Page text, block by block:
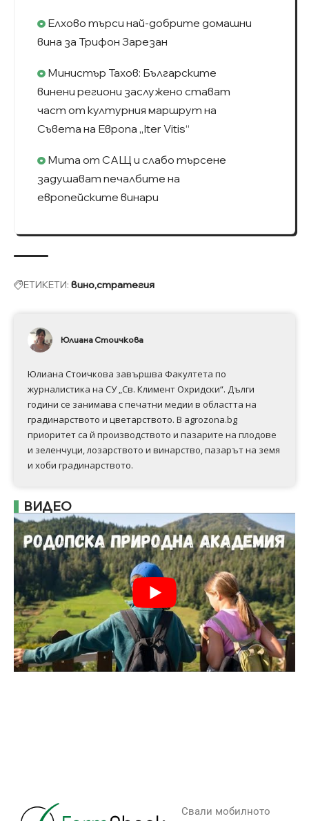
Елхово търси най-добрите домашни
вина за Трифон Зарезан
Министър Тахов: Българските
винени региони заслужено стават
част от културния маршрут на
Съвета на Европа „Iter Vitis“
Мита от САЩ и слабо търсене
задушават печалбите на
европейските винари
ЕТИКЕТИ: виностратегия
Юлиана Стоичкова
Юлиана Стоичкова завършва Факултета по
журналистика на СУ „Св. Климент Охридски“. Дълги
години се занимава с печатни медии в областта на
градинарството и цветарството. В agrozona.bg
приоритет са й производството и пазарите на плодове
и зеленчуци, лозарството и винарство, пазарът на земя
и хоби градинарството.
ВИДЕО
Свали мобилното